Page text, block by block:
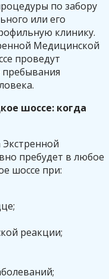
по забору
или его
клинику.
Медицинской
проведут
шоссе: когда
пребудет в любое
шоссе при:
реакции;